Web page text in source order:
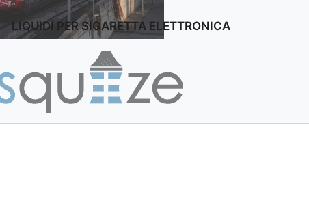
LIQUIDI PER SIGARETTA ELETTRONICA